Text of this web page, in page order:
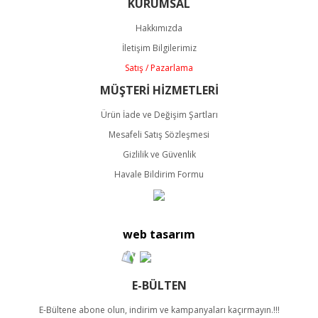
Ürün resmi kalitesiz, bozuk veya görüntülenemiyor.
Ürün açıklamasında eksik bilgiler bulunuyor.
Ürün bilgilerinde hatalar bulunuyor.
Ürün fiyatı diğer sitelerden daha pahalı.
Bu ürüne benzer farklı alternatifler olmalı.
Gönder
KURUMSAL
Hakkımızda
İletişim Bilgilerimiz
Satış / Pazarlama
MÜŞTERİ HİZMETLERİ
Ürün İade ve Değişim Şartları
Mesafeli Satış Sözleşmesi
Gizlilik ve Güvenlik
Havale Bildirim Formu
web tasarım
E-BÜLTEN
E-Bültene abone olun, indirim ve kampanyaları kaçırmayın.!!!